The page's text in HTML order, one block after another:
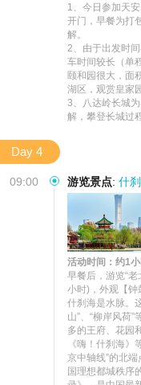
1、今日参加天
开门，早餐为打
解。
2、由于出发时
车时间较长（单
颐和园很大，面
湖区，观赏皇家
3、八达岭长城
解，攀登长城过
Day 4
09:00 游览景点: 什
活动时间：约1
早餐后，游览“
小时)，外观【钟
什刹海是水脉。
山”、“柳岸风荷
多的王府、花园
《嗨！什刹海
京中轴线”的北端
国理想都城秩序